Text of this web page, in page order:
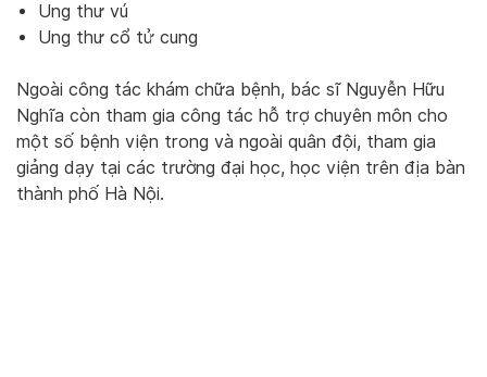
Ung thư vú
Ung thư cổ tử cung
Ngoài công tác khám chữa bệnh, bác sĩ Nguyễn Hữu
Nghĩa còn tham gia công tác hỗ trợ chuyên môn cho
một số bệnh viện trong và ngoài quân đội, tham gia
giảng dạy tại các trường đại học, học viện trên địa bàn
thành phố Hà Nội.